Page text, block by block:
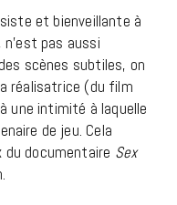
et bienveillante à
pas aussi
scènes subtiles, on
réalisatrice (du film
une intimité à laquelle
de jeu. Cela
documentaire Sex